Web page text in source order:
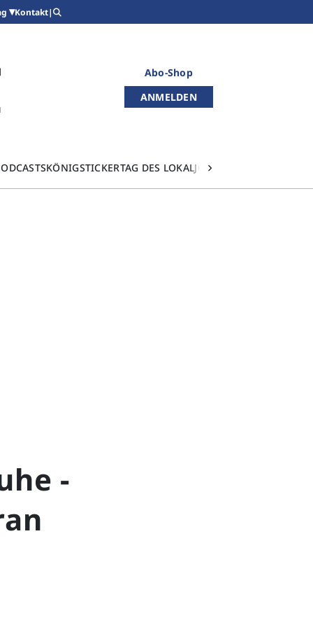
Kontakt|
Abo-Shop
ANMELDEN
KÖNIGSTICKERTAG DES LOKALJOURNALISMUS
-